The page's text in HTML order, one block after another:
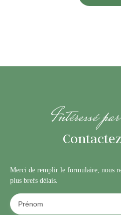
Intéressé
Merci de remplir le formulaire, nous
plus brefs délais.
Prénom